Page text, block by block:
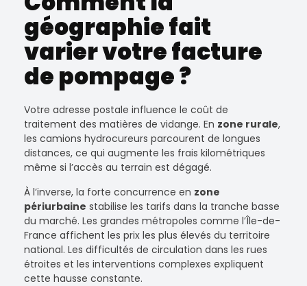
géographie fait
varier votre facture
de pompage ?
Votre adresse postale influence le coût de
traitement des matières de vidange. En zone rurale,
les camions hydrocureurs parcourent de longues
distances, ce qui augmente les frais kilométriques
même si l’accès au terrain est dégagé.
À l’inverse, la forte concurrence en zone
périurbaine stabilise les tarifs dans la tranche basse
du marché. Les grandes métropoles comme l’Île-de-
France affichent les prix les plus élevés du territoire
national. Les difficultés de circulation dans les rues
étroites et les interventions complexes expliquent
cette hausse constante.